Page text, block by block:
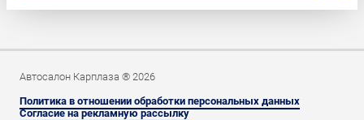
Автосалон Карплаза ® 2026
Политика в отношении обработки персональных данных
Согласие на рекламную рассылку